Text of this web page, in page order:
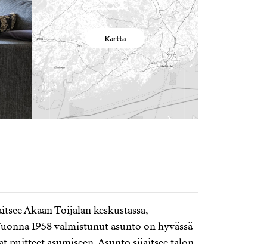
Kartta
Akaan Toijalan keskustassa,
1958 valmistunut asunto on hyvässä